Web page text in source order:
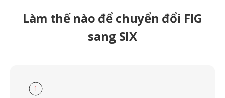
Làm thế nào để chuyển đổi FIG
sang SIX
1